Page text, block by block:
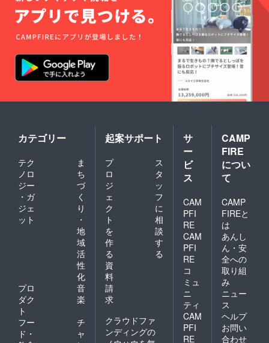
カテゴリー
テク
ノロ
ジー
・ガ
ジェ
ット
ま
ち
づ
く
り
・
地
域
活
性
化
プロ
ダク
ト
音
楽
フー
ド・
チ
ャ
起案サポート
プ
ロ
ジ
ェ
ク
ト
を
作
る
ス
タ
ッ
フ
に
相
談
す
る
資
料
請
求
クラウドファ
ンディングの
サ
ー
ビ
ス
CAM
PFI
RE
CAM
PFI
RE
コ
ミュ
ニ
ティ
CAM
PFI
RE
CAMP
FIRE
につい
て
CAMP
FIREと
は
あんし
ん・安
全への
取り組
み
ニュー
ス
ヘルプ
お問い
合わせ